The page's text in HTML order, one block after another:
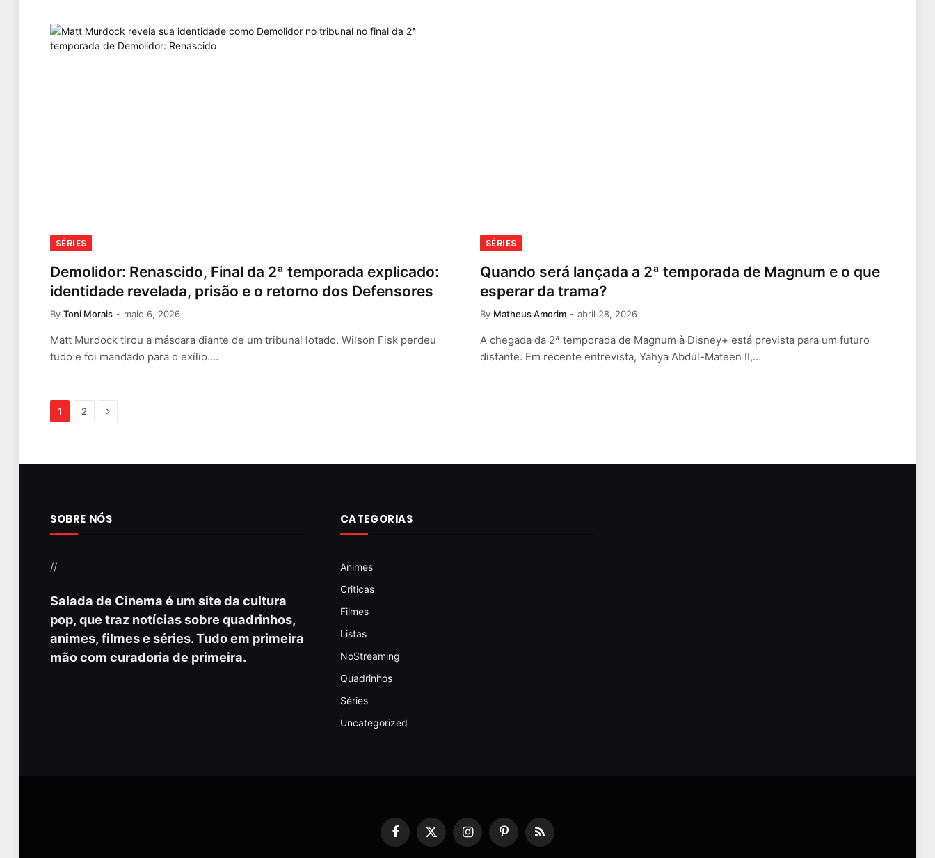
SÉRIES
Demolidor: Renascido, Final da 2ª temporada explicado:
identidade revelada, prisão e o retorno dos Defensores
By Toni Morais maio 6, 2026
Matt Murdock tirou a máscara diante de um tribunal lotado. Wilson Fisk perdeu
tudo e foi mandado para o exílio.…
SÉRIES
Quando será lançada a 2ª temporada de Magnum e o que
esperar da trama?
By Matheus Amorim abril 28, 2026
A chegada da 2ª temporada de Magnum à Disney+ está prevista para um futuro
distante. Em recente entrevista, Yahya Abdul-Mateen II,…
1 2 Next
SOBRE NÓS
//
Salada de Cinema é um site da cultura
pop, que traz notícias sobre quadrinhos,
animes, filmes e séries. Tudo em primeira
mão com curadoria de primeira.
CATEGORIAS
Animes
Criticas
Filmes
Listas
NoStreaming
Quadrinhos
Séries
Uncategorized
Facebook
X
(Twitter)
InstagramPinterestRSS